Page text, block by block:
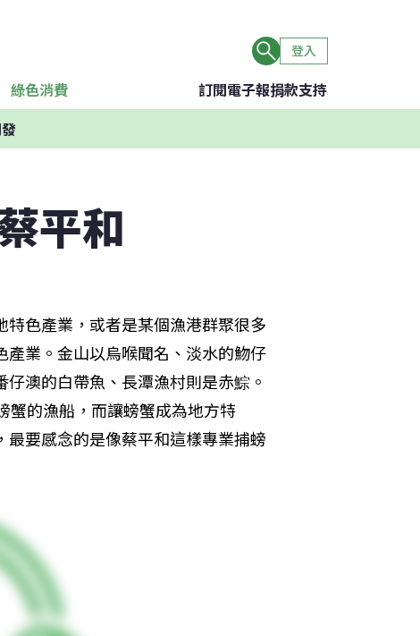
登入
綠色消費 訂閱電子報捐款支持
平和
色產業，或者是某個漁港群聚很多
業。金山以烏喉聞名、淡水的魩仔
澳的白帶魚、長潭漁村則是赤鯮。
蟹的漁船，而讓螃蟹成為地方特
要感念的是像蔡平和這樣專業捕螃